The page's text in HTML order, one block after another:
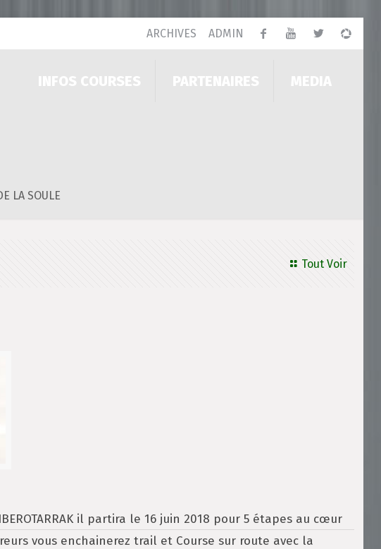
ARCHIVES ADMIN
INFOS COURSES PARTENAIRES MEDIA
LA SOULE
Tout Voir
il partira le 16 juin 2018 pour 5 étapes au cœur
vous enchainerez trail et Course sur route avec la